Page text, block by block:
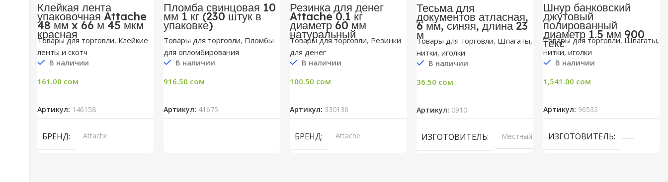
Клейкая лента
упаковочная Attache
48 мм x 66 м 45 мкм
красная
Товары для торговли, Клейкие
ленты и скотч
В наличии
161.00 сом
Артикул: 146158
БРЕНД Attache
Пломба свинцовая 10
мм 1 кг (230 штук в
упаковке)
Товары для торговли, Пломбы
для опломбирования
В наличии
916.50 сом
Артикул: 41675
Резинка для денег
Attache 0.1 кг
диаметр 60 мм
натуральный
Товары для торговли, Резинки
для денег
В наличии
100.50 сом
Артикул: 330136
БРЕНД Attache
Тесьма для
документов атласная,
6 мм, синяя, длина 23
м
Товары для торговли, Шпагаты,
нитки, иголки
В наличии
36.50 сом
Артикул: 0910
ИЗГОТОВИТЕЛЬ Местный
Шнур банковский
джутовый
полированный
диаметр 1.5 мм 900
текс
Товары для торговли, Шпагаты,
нитки, иголки
В наличии
1,541.00 сом
Артикул: 96532
ИЗГОТОВИТЕЛЬ